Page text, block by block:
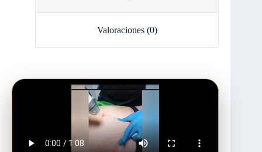
Valoraciones (0)